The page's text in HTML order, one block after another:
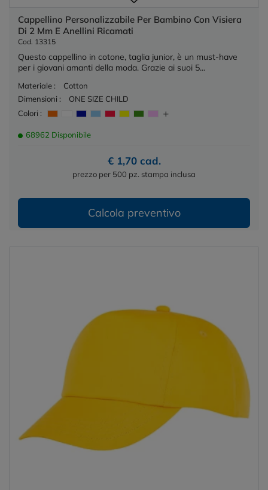
Cappellino Personalizzabile Per Bambino Con Visiera
Di 2 Mm E Anellini Ricamati
Cod. 13315
Questo cappellino in cotone, taglia junior, è un must-have
per i giovani amanti della moda. Grazie ai suoi 5...
Materiale :
Cotton
Dimensioni :
ONE SIZE CHILD
Colori :
68962 Disponibile
€ 1,70 cad.
prezzo per 500 pz. stampa inclusa
Calcola preventivo